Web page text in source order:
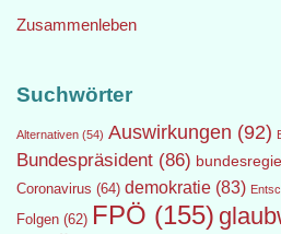
Zusammenleben
Suchwörter
Alternativen (54) Auswirkungen (92)
Bundespräsident (86)
Coronavirus (64) demokratie (83)
Folgen (62) FPÖ (155)